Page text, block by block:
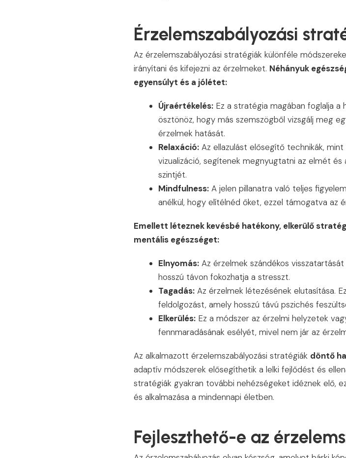
Érzelemszabályozási
Az érzelemszabályozási stratégiák különféle
irányítani és kifejezni az érzelmeket. Néhányuk
egyensúlyt és a jólétet:
Újraértékelés: Ez a stratégia magában foglalja
ösztönöz, hogy más szemszögből vizsgálj meg
érzelmek hatását.
Relaxáció: Az ellazulást elősegítő technikák,
vizualizáció, segítenek megnyugtatni az elmét
szintjét.
Mindfulness: A jelen pillanatra való teljes
anélkül, hogy elítélnéd őket, ezzel támogatva az
Emellett léteznek kevésbé hatékony, elkerülő
mentális egészséget:
Elnyomás: Az érzelmek szándékos
hosszú távon fokozhatja a stresszt.
Tagadás: Az érzelmek létezésének elutasítása.
feldolgozást, amely hosszú távú pszichés
Elkerülés: Ez a módszer az érzelmi helyzetek
fennmaradásának esélyét, mivel nem jár az
Az alkalmazott érzelemszabályozási stratégiák döntő
adaptív módszerek elősegíthetik a lelki fejlődést és
stratégiák gyakran további nehézségeket idéznek elő,
és alkalmazása a mindennapi életben.
Fejleszthető-e az